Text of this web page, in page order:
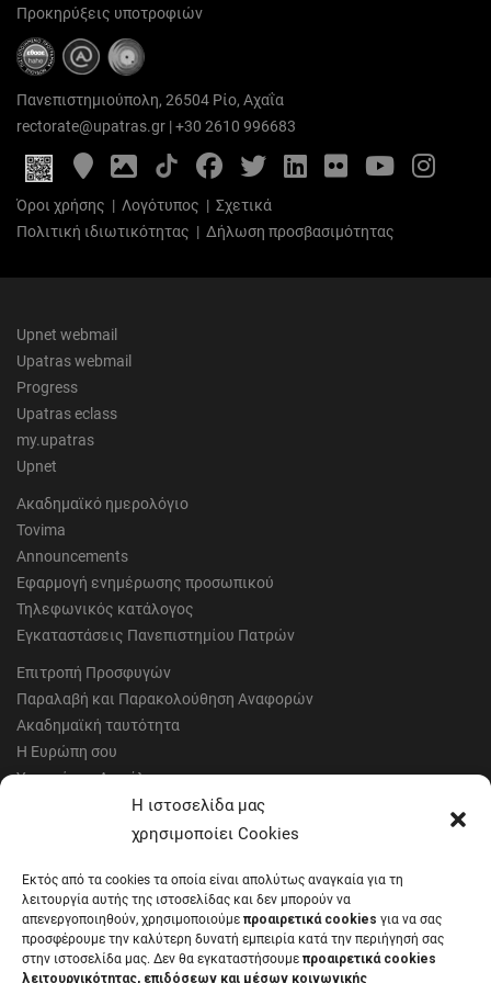
Η ιστοσελίδα μας
χρησιμοποίει Cookies
Εκτός από τα cookies τα οποία είναι απολύτως αναγκαία για τη
λειτουργία αυτής της ιστοσελίδας και δεν μπορούν να
απενεργοποιηθούν, χρησιμοποιούμε προαιρετικά cookies για να σας
προσφέρουμε την καλύτερη δυνατή εμπειρία κατά την περιήγησή σας
στην ιστοσελίδα μας. Δεν θα εγκαταστήσουμε προαιρετικά cookies
λειτουργικότητας, επιδόσεων και μέσων κοινωνικής
Προκηρύξεις υποτροφιών
Πανεπιστημιούπολη, 26504 Ρίο, Αχαΐα
rectorate@upatras.gr |+30 2610 996683
Google
Maps
Photo
Gallery
FacebookTwitterLinkedIn
FlickrYouTube
Όροι χρήσης | Λογότυπος | Σχετικά
Πολιτική ιδιωτικότητας | Δήλωση προσβασιμότητας
Upnet webmail
Upatras webmail
Progress
Upatras eclass
my.upatras
Upnet
Ακαδημαϊκό ημερολόγιο
Tovima
Announcements
Εφαρμογή ενημέρωσης προσωπικού
Τηλεφωνικός κατάλογος
Εγκαταστάσεις Πανεπιστημίου Πατρών
Επιτροπή Προσφυγών
Παραλαβή και Παρακολούθηση Αναφορών
Ακαδημαϊκή ταυτότητα
Η Ευρώπη σου
Υγιεινή και Ασφάλεια
Έντυπα Οικονομικής Υπηρεσίας
Έντυπα Διοικητικών Υπηρεσιών
Μητρώα αξιολογητών
Δημόσια Διαβούλευση
Συνεδριάσεις Συγκλήτου
Συνεδριάσεις Συμβουλίου Διοίκησης